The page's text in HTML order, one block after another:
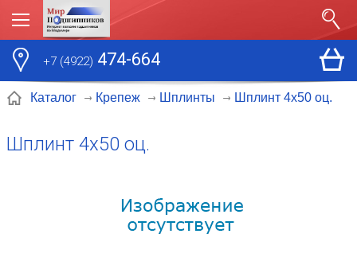
+7 (4922) 474-664
Каталог Крепеж Шплинты Шплинт 4х50 оц.
Шплинт 4х50 оц.